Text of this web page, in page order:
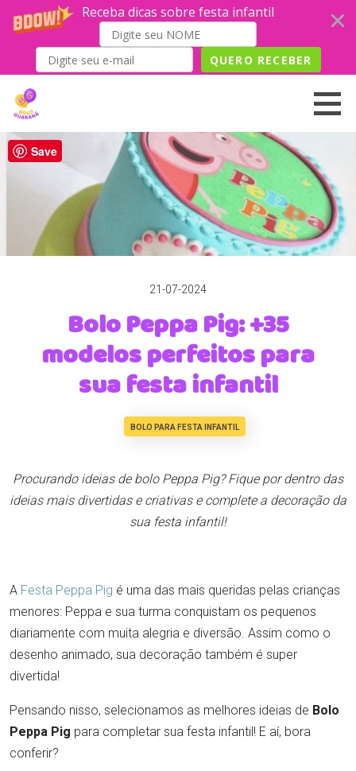
Receba dicas sobre festa infantil
QUERO RECEBER
content
21-07-2024
Bolo Peppa Pig: +35
modelos perfeitos para
sua festa infantil
BOLO PARA FESTA INFANTIL
Procurando ideias de bolo Peppa Pig? Fique por dentro das
ideias mais divertidas e criativas e complete a decoração da
sua festa infantil!
A Festa Peppa Pig é uma das mais queridas pelas crianças
menores: Peppa e sua turma conquistam os pequenos
diariamente com muita alegria e diversão. Assim como o
desenho animado, sua decoração também é super
divertida!
Pensando nisso, selecionamos as melhores ideias de Bolo
Peppa Pig para completar sua festa infantil! E aí, bora
conferir?
Save